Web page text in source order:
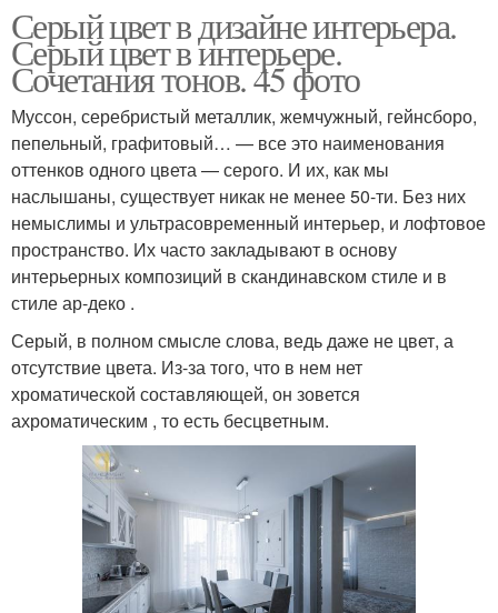
Серый цвет в дизайне интерьера.
Серый цвет в интерьере.
Сочетания тонов. 45 фото
Муссон, серебристый металлик, жемчужный, гейнсборо,
пепельный, графитовый… — все это наименования
оттенков одного цвета — серого. И их, как мы
наслышаны, существует никак не менее 50-ти. Без них
немыслимы и ультрасовременный интерьер, и лофтовое
пространство. Их часто закладывают в основу
интерьерных композиций в скандинавском стиле и в
стиле ар-деко .
Серый, в полном смысле слова, ведь даже не цвет, а
отсутствие цвета. Из-за того, что в нем нет
хроматической составляющей, он зовется
ахроматическим , то есть бесцветным.